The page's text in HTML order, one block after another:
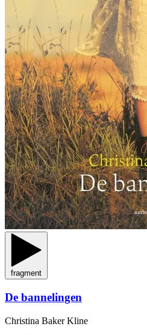
fragment
De bannelingen
Christina Baker Kline